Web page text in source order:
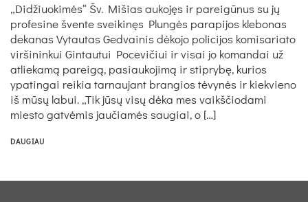
„Didžiuokimės“ Šv. Mišias aukojęs ir pareigūnus su jų
profesine švente sveikinęs Plungės parapijos klebonas
dekanas Vytautas Gedvainis dėkojo policijos komisariato
viršininkui Gintautui Pocevičiui ir visai jo komandai už
atliekamą pareigą, pasiaukojimą ir stiprybę, kurios
ypatingai reikia tarnaujant brangios tėvynės ir kiekvieno
iš mūsų labui. „Tik jūsų visų dėka mes vaikščiodami
miesto gatvėmis jaučiamės saugiai, o […]
DAUGIAU